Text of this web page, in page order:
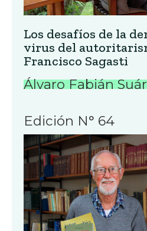
Los desafíos de la
virus del
Francisco Sagasti
Álvaro Fabián
Edición N° 64